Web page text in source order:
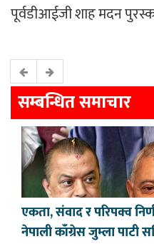
पूर्वडीआईजी शाह मदन
सम्बन्धित समाचार
एकता, संवाद र परिपक्व
नेपाली काँग्रेस जुम्ला पाटी